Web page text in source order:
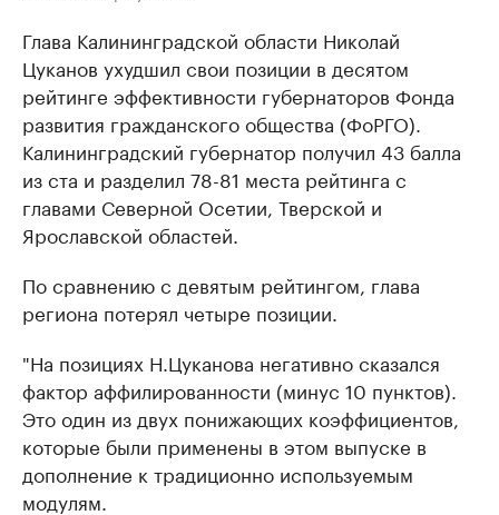
Глава Калининградской области Николай
Цуканов ухудшил свои позиции в десятом
рейтинге эффективности губернаторов Фонда
развития гражданского общества (ФоРГО).
Калининградский губернатор получил 43 балла
из ста и разделил 78-81 места рейтинга с
главами Северной Осетии, Тверской и
Ярославской областей.
По сравнению с девятым рейтингом, глава
региона потерял четыре позиции.
"На позициях Н.Цуканова негативно сказался
фактор аффилированности (минус 10 пунктов).
Это один из двух понижающих коэффициентов,
которые были применены в этом выпуске в
дополнение к традиционно используемым
модулям.